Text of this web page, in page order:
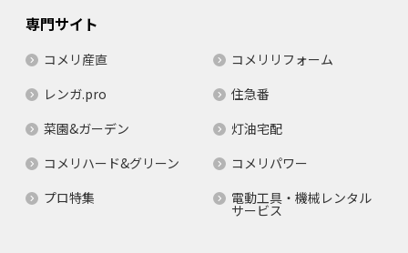
専門サイト
コメリ産直
コメリリフォーム
レンガ.pro
住急番
菜園&ガーデン
灯油宅配
コメリハード&グリーン
コメリパワー
プロ特集
電動工具・機械レンタル
サービス